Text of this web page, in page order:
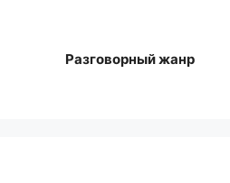
Разговорный жанр